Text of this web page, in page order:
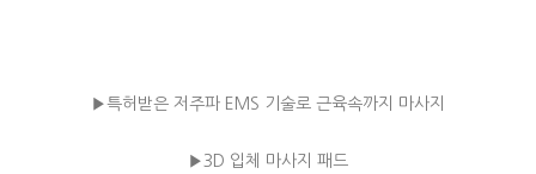
▶️특허받은 저주파 EMS 기술로 근육속까지 마사지
▶️3D 입체 마사지 패드